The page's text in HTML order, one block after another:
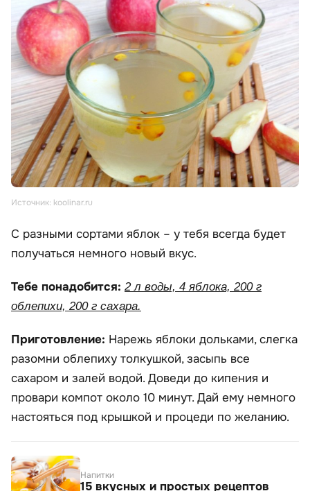
Источник: koolinar.ru
С разными сортами яблок – у тебя всегда будет
получаться немного новый вкус.
Тебе понадобится: 2 л воды, 4 яблока, 200 г
облепихи, 200 г сахара.
Приготовление: Нарежь яблоки дольками, слегка
разомни облепиху толкушкой, засыпь все
сахаром и залей водой. Доведи до кипения и
провари компот около 10 минут. Дай ему немного
настояться под крышкой и процеди по желанию.
Напитки
15 вкусных и простых рецептов